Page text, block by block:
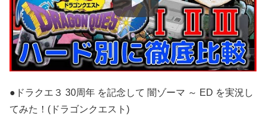
●ドラクエ３ 30周年 を記念して 闇ゾーマ ～ ED を実況し
てみた！(ドラゴンクエスト)